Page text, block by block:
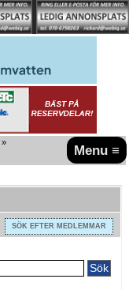
Menu ≡
»
SÖK EFTER MEDLEMMAR